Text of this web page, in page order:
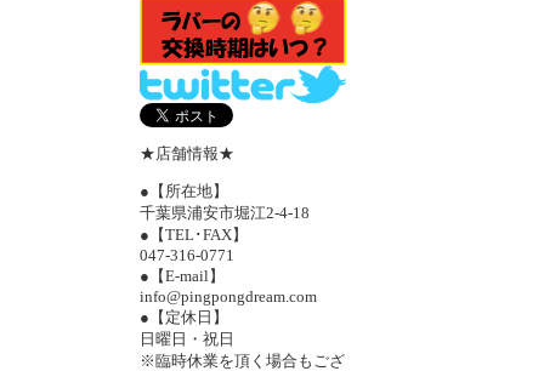
★店舗情報★
●【所在地】
千葉県浦安市堀江2-4-18
●【TEL･FAX】
047-316-0771
●【E-mail】
info@pingpongdream.com
●【定休日】
日曜日・祝日
※臨時休業を頂く場合もござ